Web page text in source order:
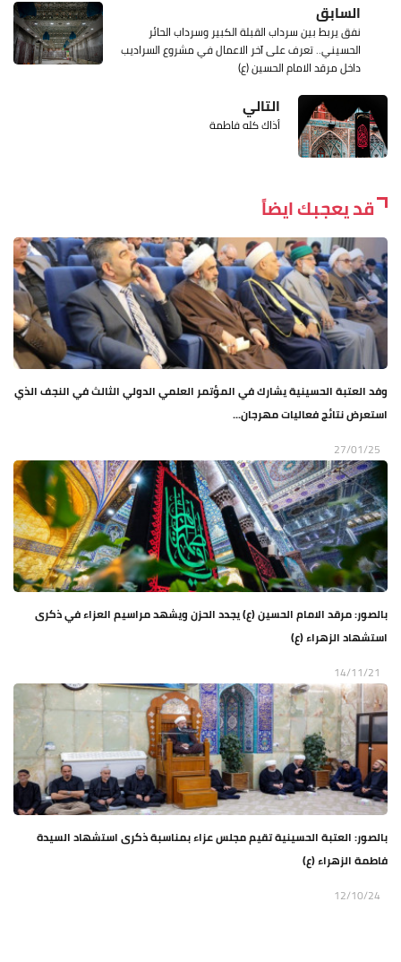
السابق
نفق يربط بين سرداب القبلة الكبير وسرداب الحائر
الحسيني.. تعرف على آخر الاعمال في مشروع السراديب
داخل مرقد الامام الحسين (ع)
التالي
أذاك كله فاطمة
قد يعجبك ايضاً
وفد العتبة الحسينية يشارك في المؤتمر العلمي الدولي الثالث في النجف الذي
استعرض نتائج فعاليات مهرجان...
27/01/25
بالصور: مرقد الامام الحسين (ع) يجدد الحزن ويشهد مراسيم العزاء في ذكرى
استشهاد الزهراء (ع)
14/11/21
بالصور: العتبة الحسينية تقيم مجلس عزاء بمناسبة ذكرى استشهاد السيدة
فاطمة الزهراء (ع)
12/10/24